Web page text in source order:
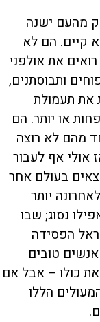
מהעם ישנה
קיים. הם לא
את אולפני
ותבוסתנים,
תעמולת
או יותר. הם
מהם לא רוצה
אף לעבור
בעולם אחר
יותר
נסוג; שבו
הפסידה
טובים
את כולו – אבל אם
הללו